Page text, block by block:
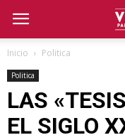
Inicio Politica
Politica
LAS
EL SIGLO